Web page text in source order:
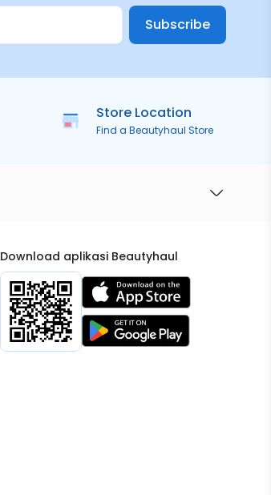
Subscribe
Store Location
Find a Beautyhaul Store
Download aplikasi Beautyhaul